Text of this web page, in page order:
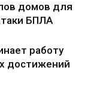
домов для
БПЛА
работу
достижений